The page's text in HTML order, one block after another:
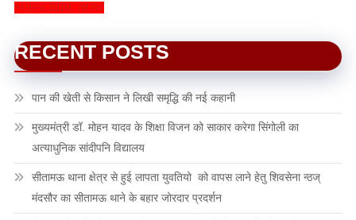
SUBSCRIBE NOW
RECENT POSTS
पान की खेती से किसान ने लिखी समृद्धि की नई कहानी
मुख्यमंत्री डॉ. मोहन यादव के शिक्षा विजन को साकार करेगा सिंगोली का
अत्याधुनिक सांदीपनि विद्यालय
सीतामऊ थाना क्षेत्र से हुई लापता युवतियो को वापस लाने हेतु शिवसेना न्ठज्
मंदसौर का सीतामऊ थाने के बहार जोरदार प्रदर्शन